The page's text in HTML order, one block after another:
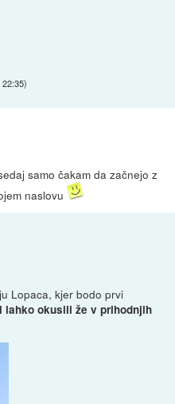
22:35)
samo čakam da začnejo z
naslovu
Lopaca, kjer bodo prvi
okusili že v prihodnjih